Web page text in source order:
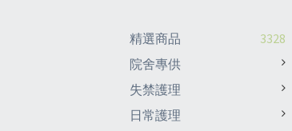
精選商品
3328
院舍專供
失禁護理
日常護理